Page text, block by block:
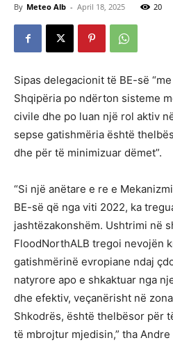
By Meteo Alb - April 18, 2025 20
Sipas delegacionit të BE-së
Shqipëria po ndërton sisteme
civile dhe po luan një rol aktiv
sepse gatishmëria është
dhe për të minimizuar dëmet”.
“Si një anëtare e re e
BE-së që nga viti 2022, ka
jashtëzakonshëm. Ushtrimi në
FloodNorthALB tregoi nevojën
gatishmërinë evropiane ndaj
natyrore apo e shkaktuar nga
dhe efektiv, veçanërisht në
Shkodrës, është thelbësor për
të mbrojtur mjedisin,” tha